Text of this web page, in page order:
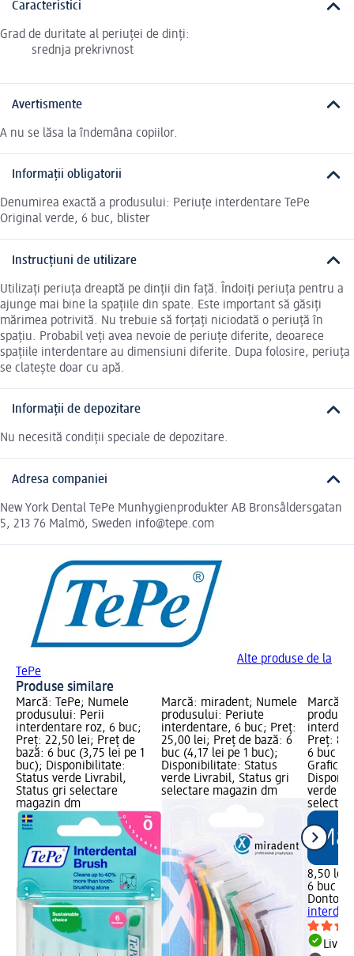
Caracteristici
Grad de duritate al periuței de dinți:
srednja prekrivnost
Avertismente
A nu se lăsa la îndemâna copiilor.
Informații obligatorii
Denumirea exactă a produsului: Periuțe interdentare TePe
Original verde, 6 buc, blister
Instrucțiuni de utilizare
Utilizați periuța dreaptă pe dinții din față. Îndoiți periuța pentru a
ajunge mai bine la spațiile din spate. Este important să găsiți
mărimea potrivită. Nu trebuie să forțați niciodată o periuță în
spațiu. Probabil veți avea nevoie de periuțe diferite, deoarece
spațiile interdentare au dimensiuni diferite. Dupa folosire, periuța
se clatește doar cu apă.
Informații de depozitare
Nu necesită condiții speciale de depozitare.
Adresa companiei
New York Dental TePe Munhygienprodukter AB Bronsåldersgatan
5, 213 76 Malmö, Sweden info@tepe.com
Alte produse de la
TePe
Produse similare
Marcă: TePe; Numele
produsului: Perii
interdentare roz, 6 buc;
Preț: 22,50 lei; Preț de
bază: 6 buc (3,75 lei pe 1
buc); Disponibilitate:
Status verde Livrabil,
Status gri selectare
magazin dm
Marcă: miradent; Numele
produsului: Periute
interdentare, 6 buc; Preț:
25,00 lei; Preț de bază: 6
buc (4,17 lei pe 1 buc);
Disponibilitate: Status
verde Livrabil, Status gri
selectare magazin dm
Marcă:
Preț:
6 buc
Grafică
verde
8,50 lei
6 buc